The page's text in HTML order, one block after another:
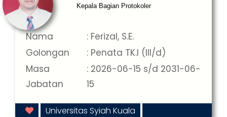
Kepala Bagian Protokoler
Nama
: Ferizal, S.E.
Golongan
: Penata TK.I (III/d)
Masa
Jabatan
: 2026-06-15 s/d 2031-06-
15
Universitas Syiah Kuala